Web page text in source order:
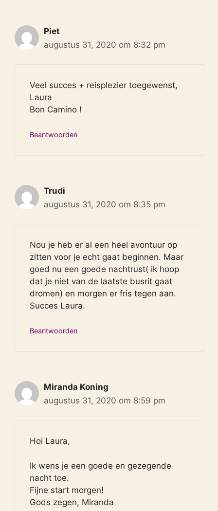
Piet
augustus 31, 2020 om 8:32 pm
Veel succes + reisplezier toegewenst,
Laura
Bon Camino !
Beantwoorden
Trudi
augustus 31, 2020 om 8:35 pm
Nou je heb er al een heel avontuur op
zitten voor je echt gaat beginnen. Maar
goed nu een goede nachtrust( ik hoop
dat je niet van de laatste busrit gaat
dromen) en morgen er fris tegen aan.
Succes Laura.
Beantwoorden
Miranda Koning
augustus 31, 2020 om 8:59 pm
Hoi Laura,
Ik wens je een goede en gezegende
nacht toe.
Fijne start morgen!
Gods zegen, Miranda